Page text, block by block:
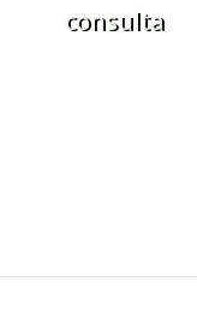
consulta